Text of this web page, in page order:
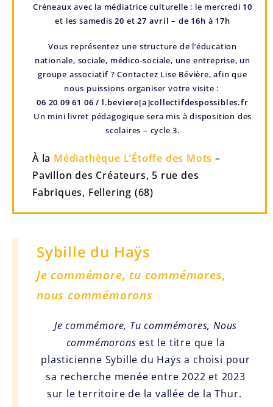
Créneaux avec la médiatrice culturelle : le mercredi 10
et les samedis20 et27 avril – de 16h à 17h
Vous représentez une structure de l’éducation
nationale, sociale, médico-sociale, une entreprise, un
groupe associatif ? Contactez Lise Bévière, afin que
nous puissions organiser votre visite :
06 20 09 61 06 / l.beviere[a]collectifdespossibles.fr
Un mini livret pédagogique sera mis à disposition des
scolaires – cycle 3.
À la Médiathèque L’Étoffe des Mots–
Pavillon des Créateurs, 5 rue des
Fabriques, Fellering (68)
Sybille du Haÿs
Je commémore, tu commémores,
nous commémorons
Je commémore, Tu commémores, Nous
commémorons est le titre que la
plasticienne Sybille du Haÿs a choisi pour
sa recherche menée entre 2022 et 2023
sur le territoire de la vallée de la Thur.